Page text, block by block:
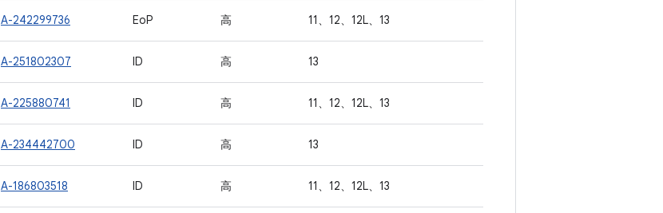
A-242299736 EoP 高 11、12、12L、13
A-251802307 ID 高 13
A-225880741 ID 高 11、12、12L、13
A-234442700 ID 高 13
A-186803518 ID 高 11、12、12L、13